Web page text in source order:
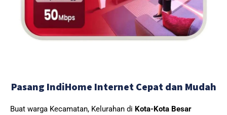
Pasang IndiHome Internet Cepat dan Mudah
Buat warga Kecamatan, Kelurahan di Kota-Kota Besar